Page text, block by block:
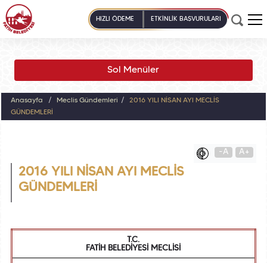
HIZLI ÖDEME ETKİNLİK BAŞVURULARI
Sol Menüler
Anasayfa Meclis Gündemleri
2016 YILI NİSAN AYI MECLİS
GÜNDEMLERİ
-A A+
2016 YILI NİSAN AYI MECLİS
GÜNDEMLERİ
T.C.
FATİH BELEDİYESİ MECLİSİ